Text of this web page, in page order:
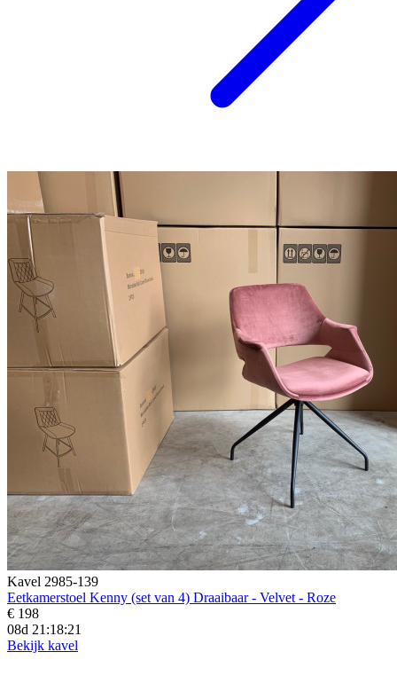
Kavel 2985-139
Eetkamerstoel Kenny (set van 4) Draaibaar - Velvet - Roze
€ 198
08d 21:18:19
Bekijk kavel